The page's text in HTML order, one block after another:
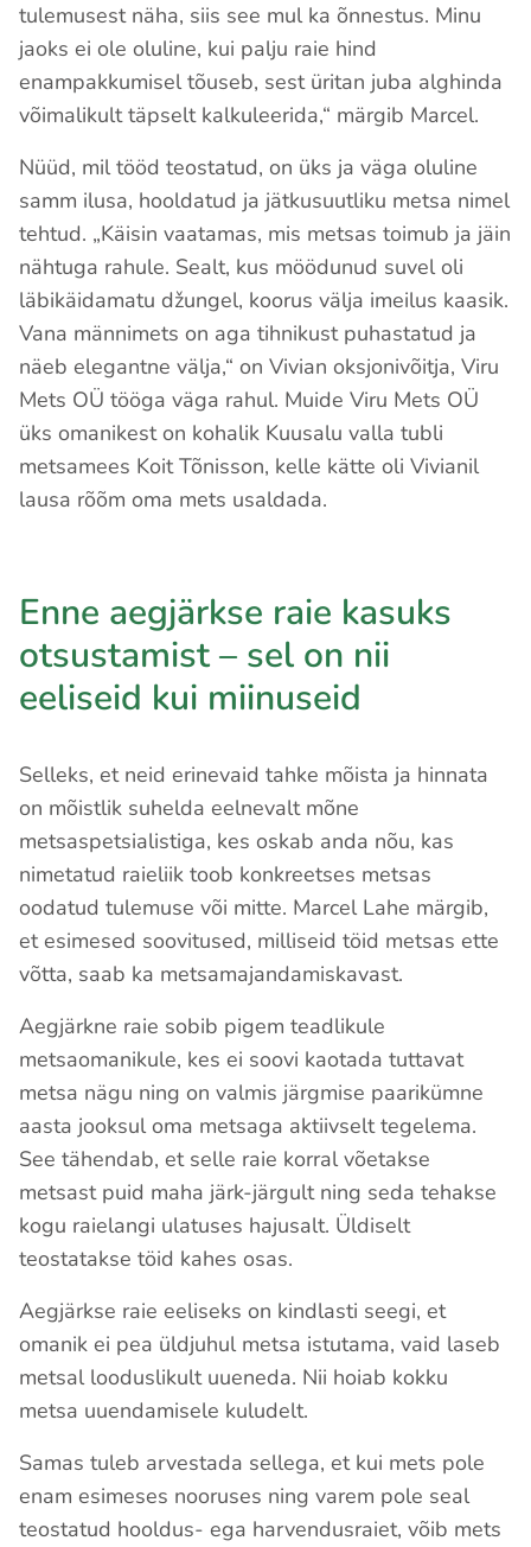
tulemusest näha, siis see mul ka õnnestus. Minu
jaoks ei ole oluline, kui palju raie hind
enampakkumisel tõuseb, sest üritan juba alghinda
võimalikult täpselt kalkuleerida,“ märgib Marcel.
Nüüd, mil tööd teostatud, on üks ja väga oluline
samm ilusa, hooldatud ja jätkusuutliku metsa nimel
tehtud. „Käisin vaatamas, mis metsas toimub ja jäin
nähtuga rahule. Sealt, kus möödunud suvel oli
läbikäidamatu džungel, koorus välja imeilus kaasik.
Vana männimets on aga tihnikust puhastatud ja
näeb elegantne välja,“ on Vivian oksjonivõitja, Viru
Mets OÜ tööga väga rahul. Muide Viru Mets OÜ
üks omanikest on kohalik Kuusalu valla tubli
metsamees Koit Tõnisson, kelle kätte oli Vivianil
lausa rõõm oma mets usaldada.
Enne aegjärkse raie kasuks
otsustamist – sel on nii
eeliseid kui miinuseid
Selleks, et neid erinevaid tahke mõista ja hinnata
on mõistlik suhelda eelnevalt mõne
metsaspetsialistiga, kes oskab anda nõu, kas
nimetatud raieliik toob konkreetses metsas
oodatud tulemuse või mitte. Marcel Lahe märgib,
et esimesed soovitused, milliseid töid metsas ette
võtta, saab ka metsamajandamiskavast.
Aegjärkne raie sobib pigem teadlikule
metsaomanikule, kes ei soovi kaotada tuttavat
metsa nägu ning on valmis järgmise paarikümne
aasta jooksul oma metsaga aktiivselt tegelema.
See tähendab, et selle raie korral võetakse
metsast puid maha järk-järgult ning seda tehakse
kogu raielangi ulatuses hajusalt. Üldiselt
teostatakse töid kahes osas.
Aegjärkse raie eeliseks on kindlasti seegi, et
omanik ei pea üldjuhul metsa istutama, vaid laseb
metsal looduslikult uueneda. Nii hoiab kokku
metsa uuendamisele kuludelt.
Samas tuleb arvestada sellega, et kui mets pole
enam esimeses nooruses ning varem pole seal
teostatud hooldus- ega harvendusraiet, võib mets